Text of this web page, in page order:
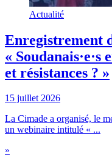
Actualité
Enregistrement
«
et résistances ? »
15 juillet 2026
La Cimade a organisé, le
un webinaire intitulé « ...
»